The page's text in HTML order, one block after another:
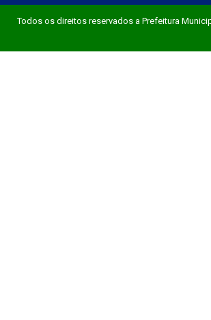
Todos os direitos reservados a Prefeitura